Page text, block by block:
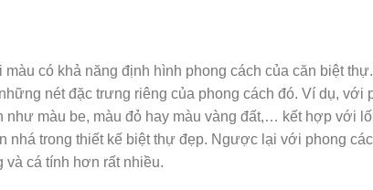
màu có khả năng định hình phong cách của căn biệt
nét đặc trưng riêng của phong cách đó. Ví dụ,
như màu be, màu đỏ hay màu vàng đất,… kết hợp với
nhá trong thiết kế biệt thự đẹp. Ngược lại với phong
và cá tính hơn rất nhiều.